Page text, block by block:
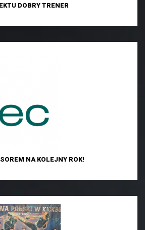
DOBRY TRENER
NA KOLEJNY ROK!